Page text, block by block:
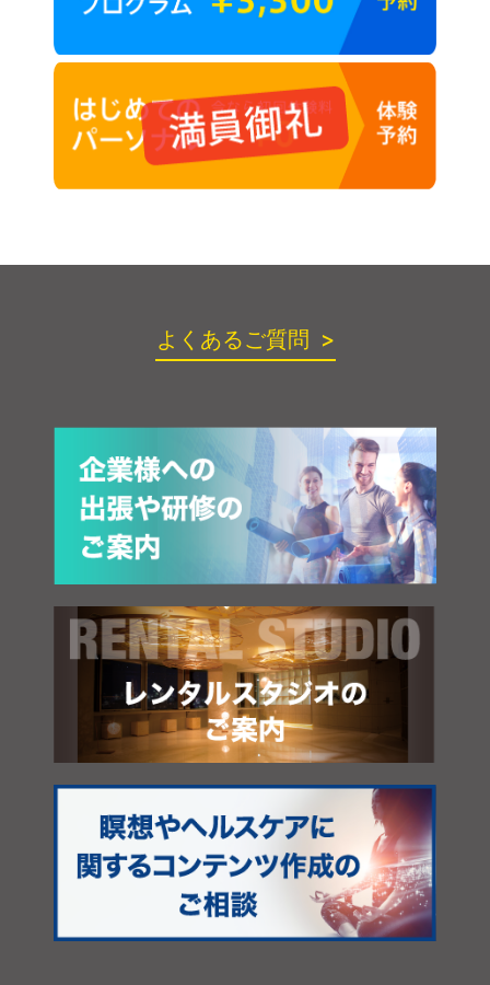
よくあるご質問 >